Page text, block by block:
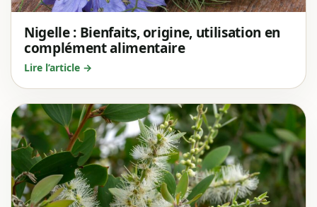
Nigelle : Bienfaits, origine, utilisation en
complément alimentaire
Lire l’article →